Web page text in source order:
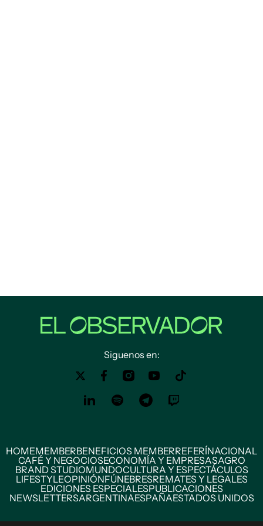
Siguenos en:
HOMEMEMBERBENEFICIOS MEMBERREFERÍNACIONAL
CAFÉ Y NEGOCIOSECONOMÍA Y EMPRESASAGRO
BRAND STUDIOMUNDOCULTURA Y ESPECTÁCULOS
LIFESTYLEOPINIÓNFÚNEBRESREMATES Y LEGALES
EDICIONES ESPECIALESPUBLICACIONES
NEWSLETTERSARGENTINAESPAÑAESTADOS UNIDOS